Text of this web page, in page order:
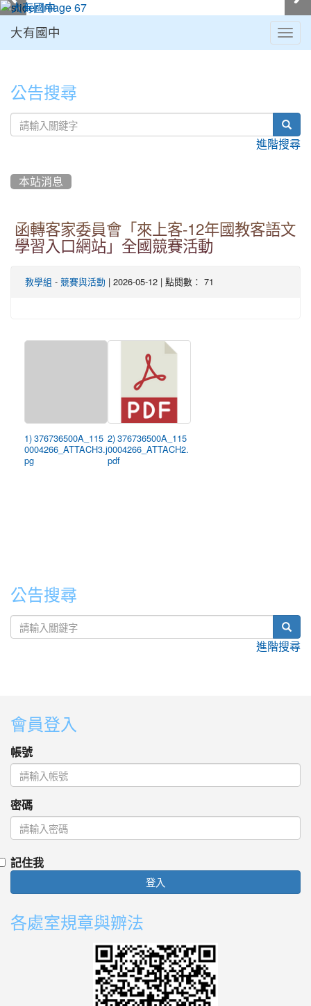
大有國中
公告搜尋
進階搜尋
本站消息
函轉客家委員會「來上客-12年國教客語文
學習入口網站」全國競賽活動
教學組 - 競賽與活動 | 2026-05-12 | 點閱數： 71
1) 376736500A_115
0004266_ATTACH3.j
pg
2) 376736500A_115
0004266_ATTACH2.
pdf
公告搜尋
進階搜尋
會員登入
帳號
密碼
記住我
登入
各處室規章與辧法